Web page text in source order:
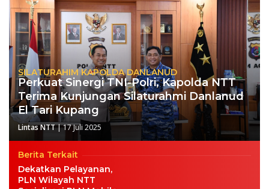
SILATURAHIM KAPOLDA DANLANUD
Perkuat Sinergi TNI-Polri, Kapolda NTT
Terima Kunjungan Silaturahmi Danlanud
El Tari Kupang
Lintas NTT|17 Juli 2025
Berita Terkait
Dekatkan Pelayanan,
PLN Wilayah NTT